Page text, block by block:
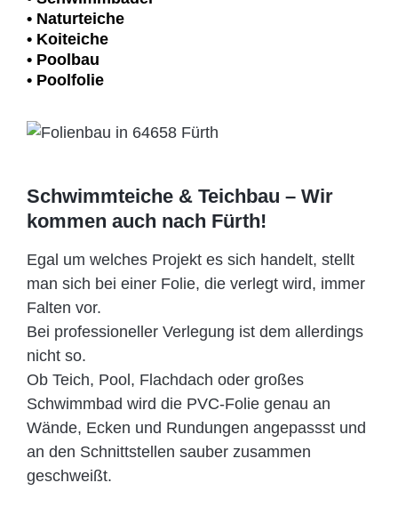
• Naturteiche
• Koiteiche
• Poolbau
• Poolfolie
Schwimmteiche & Teichbau – Wir
kommen auch nach Fürth!
Egal um welches Projekt es sich handelt, stellt
man sich bei einer Folie, die verlegt wird, immer
Falten vor.
Bei professioneller Verlegung ist dem allerdings
nicht so.
Ob Teich, Pool, Flachdach oder großes
Schwimmbad wird die PVC-Folie genau an
Wände, Ecken und Rundungen angepassst und
an den Schnittstellen sauber zusammen
geschweißt.